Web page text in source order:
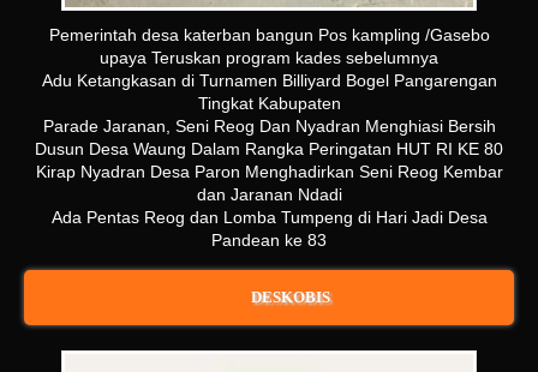
Pemerintah desa katerban bangun Pos kampling /Gasebo
upaya Teruskan program kades sebelumnya
Adu Ketangkasan di Turnamen Billiyard Bogel Pangarengan
Tingkat Kabupaten
Parade Jaranan, Seni Reog Dan Nyadran Menghiasi Bersih
Dusun Desa Waung Dalam Rangka Peringatan HUT RI KE 80
Kirap Nyadran Desa Paron Menghadirkan Seni Reog Kembar
dan Jaranan Ndadi
Ada Pentas Reog dan Lomba Tumpeng di Hari Jadi Desa
Pandean ke 83
DESKOBIS